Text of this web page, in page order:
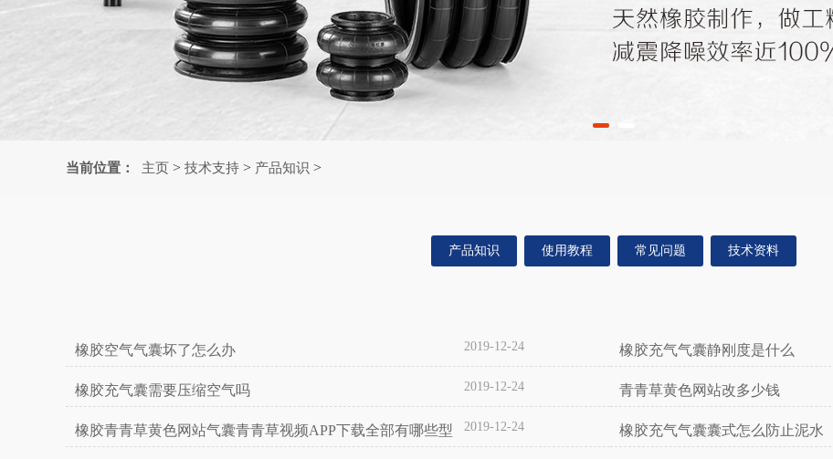
当前位置： 主页 > 技术支持 > 产品知识 >
产品知识 使用教程 常见问题 技术资料
橡胶空气气囊坏了怎么办 2019-12-24 橡胶充气气囊静刚度是什么
橡胶充气囊需要压缩空气吗 2019-12-24 青青草黄色网站改多少钱
橡胶青青草黄色网站气囊青青草视频APP下载全部有哪些型
号
2019-12-24 橡胶充气气囊囊式怎么防止泥水